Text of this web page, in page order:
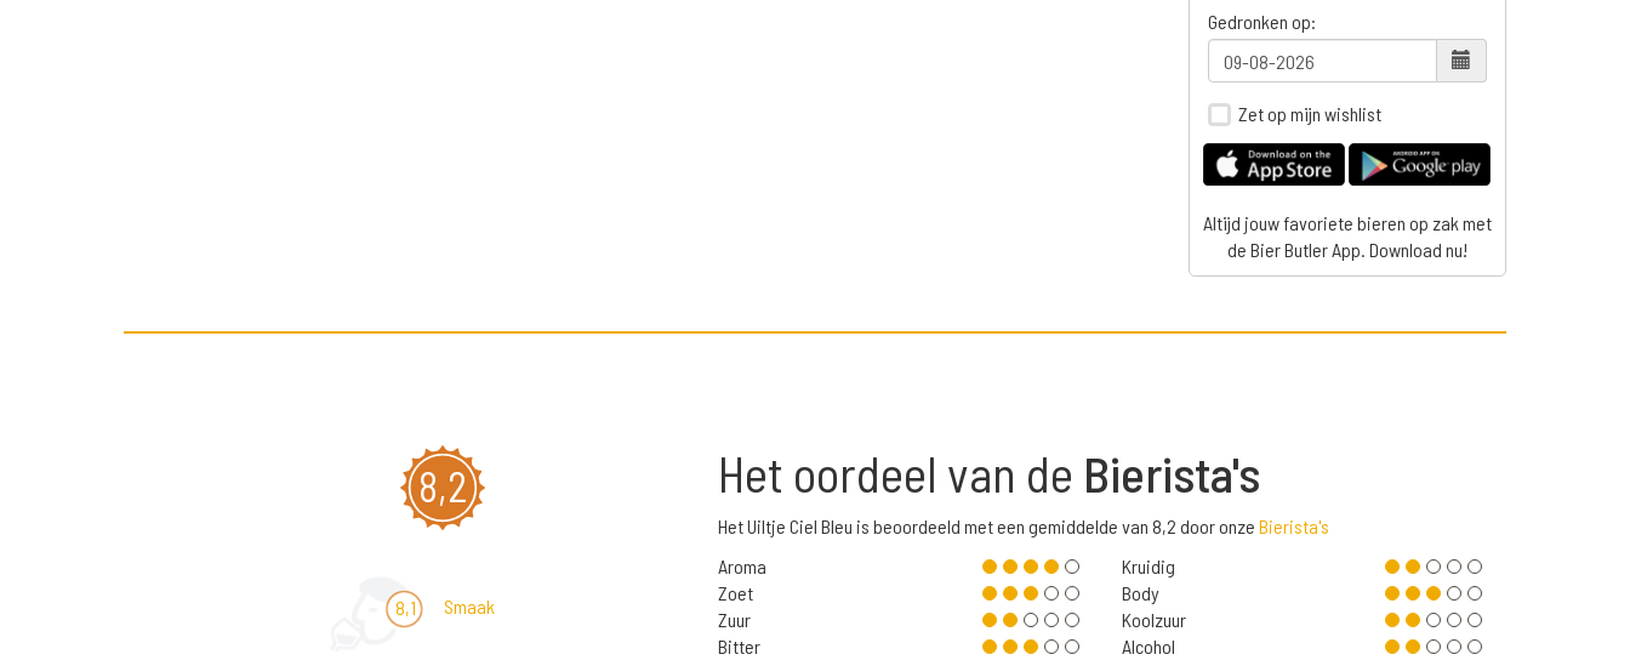
Gedronken op:
Zet op mijn wishlist
Altijd jouw favoriete bieren op zak met
de Bier Butler App. Download nu!
8,2
8,1 Smaak
Het oordeel van de Bierista's
Het Uiltje Ciel Bleu is beoordeeld met een gemiddelde van 8,2 door onze Bierista's
Aroma
Zoet
Zuur
Bitter
Kruidig
Body
Koolzuur
Alcohol